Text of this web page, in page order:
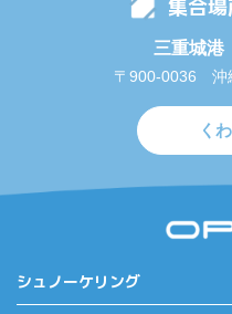
集合
三重城港
〒900-0036 沖
く
シュノーケリング